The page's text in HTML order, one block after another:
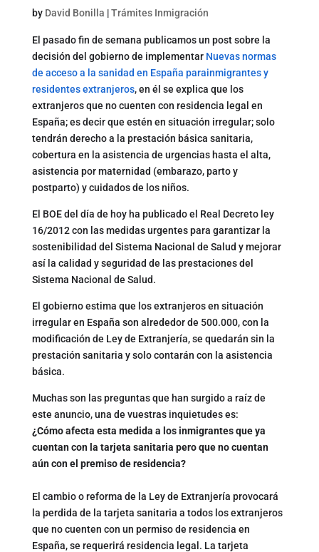
by David Bonilla |Trámites Inmigración
El pasado fin de semana publicamos un post sobre la
decisión del gobierno de implementar Nuevas normas
de acceso a la sanidad en España parainmigrantes y
residentes extranjeros, en él se explica que los
extranjeros que no cuenten con residencia legal en
España; es decir que estén en situación irregular; solo
tendrán derecho a la prestación básica sanitaria,
cobertura en la asistencia de urgencias hasta el alta,
asistencia por maternidad (embarazo, parto y
postparto) y cuidados de los niños.
El BOE del día de hoy ha publicado el Real Decreto ley
16/2012 con las medidas urgentes para garantizar la
sostenibilidad del Sistema Nacional de Salud y mejorar
así la calidad y seguridad de las prestaciones del
Sistema Nacional de Salud.
El gobierno estima que los extranjeros en situación
irregular en España son alrededor de 500.000, con la
modificación de Ley de Extranjería, se quedarán sin la
prestación sanitaria y solo contarán con la asistencia
básica.
Muchas son las preguntas que han surgido a raíz de
este anuncio, una de vuestras inquietudes es:
¿Cómo afecta esta medida a los inmigrantes que ya
cuentan con la tarjeta sanitaria pero que no cuentan
aún con el premiso de residencia?
El cambio o reforma de la Ley de Extranjería provocará
la perdida de la tarjeta sanitaria a todos los extranjeros
que no cuenten con un permiso de residencia en
España, se requerirá residencia legal. La tarjeta